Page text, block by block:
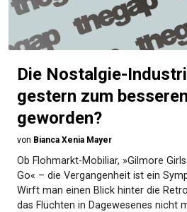
Die Nostalgie-
gestern zum
geworden?
von Bianca Xenia Mayer
Ob Flohmarkt-Mobiliar, »Gilmore
Go« – die Vergangenheit ist ein
Wirft man einen Blick hinter die
das Flüchten in Dagewesenes nicht